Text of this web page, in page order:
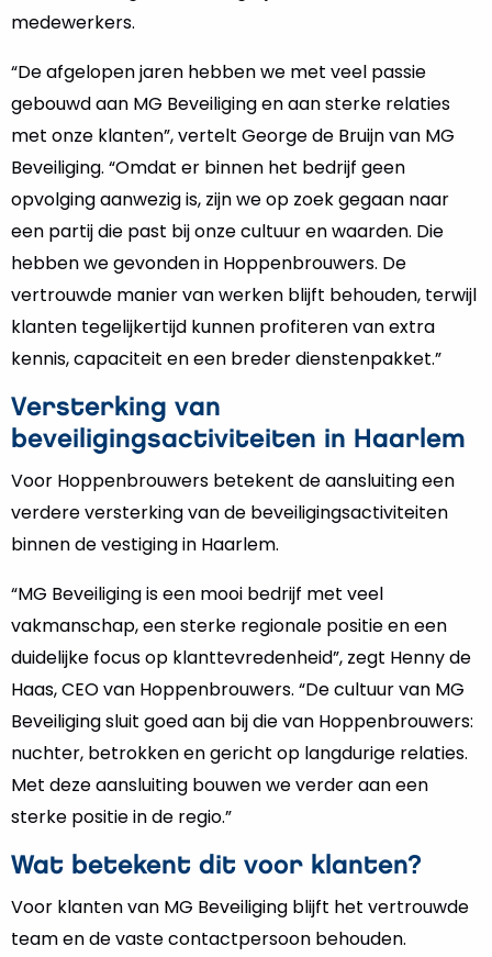
medewerkers.
“De afgelopen jaren hebben we met veel passie
gebouwd aan MG Beveiliging en aan sterke relaties
met onze klanten”, vertelt George de Bruijn van MG
Beveiliging. “Omdat er binnen het bedrijf geen
opvolging aanwezig is, zijn we op zoek gegaan naar
een partij die past bij onze cultuur en waarden. Die
hebben we gevonden in Hoppenbrouwers. De
vertrouwde manier van werken blijft behouden, terwijl
klanten tegelijkertijd kunnen profiteren van extra
kennis, capaciteit en een breder dienstenpakket.”
Versterking van
beveiligingsactiviteiten in Haarlem
Voor Hoppenbrouwers betekent de aansluiting een
verdere versterking van de beveiligingsactiviteiten
binnen de vestiging in Haarlem.
“MG Beveiliging is een mooi bedrijf met veel
vakmanschap, een sterke regionale positie en een
duidelijke focus op klanttevredenheid”, zegt Henny de
Haas, CEO van Hoppenbrouwers. “De cultuur van MG
Beveiliging sluit goed aan bij die van Hoppenbrouwers:
nuchter, betrokken en gericht op langdurige relaties.
Met deze aansluiting bouwen we verder aan een
sterke positie in de regio.”
Wat betekent dit voor klanten?
Voor klanten van MG Beveiliging blijft het vertrouwde
team en de vaste contactpersoon behouden.